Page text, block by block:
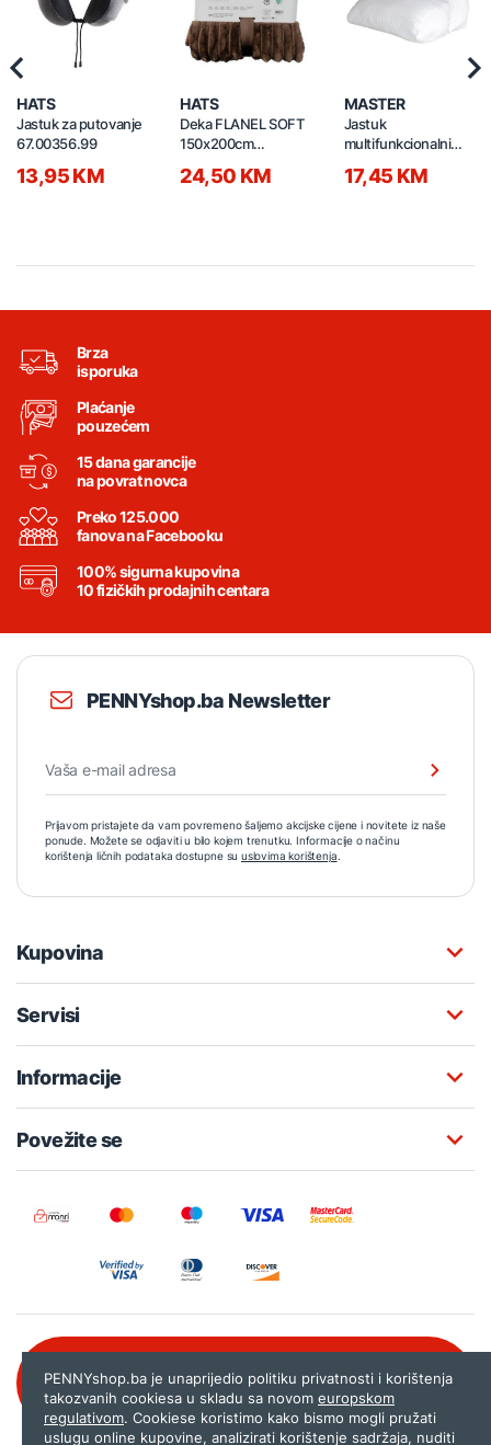
HATS
Jastuk za putovanje
67.00356.99
13,95 KM
HATS
Deka FLANEL SOFT
150x200cm
24,50 KM
MASTER
Jastuk
multifunkcionalni
17,45 KM
Brza
isporuka
Plaćanje
pouzećem
15 dana garancije
na povrat novca
Preko 125.000
fanova na Facebooku
100% sigurna kupovina
10 fizičkih prodajnih centara
PENNYshop.ba Newsletter
Prijavom pristajete da vam povremeno šaljemo akcijske cijene i novitete iz naše
ponude. Možete se odjaviti u bilo kojem trenutku. Informacije o načinu
korištenja ličnih podataka dostupne su uslovima korištenja.
Kupovina
Servisi
Informacije
Povežite se
080 020 261
PENNYshop.ba je unaprijedio politiku privatnosti i korištenja
takozvanih cookiesa u skladu sa novom europskom
regulativom. Cookiese koristimo kako bismo mogli pružati
uslugu online kupovine, analizirati korištenje sadržaja, nuditi